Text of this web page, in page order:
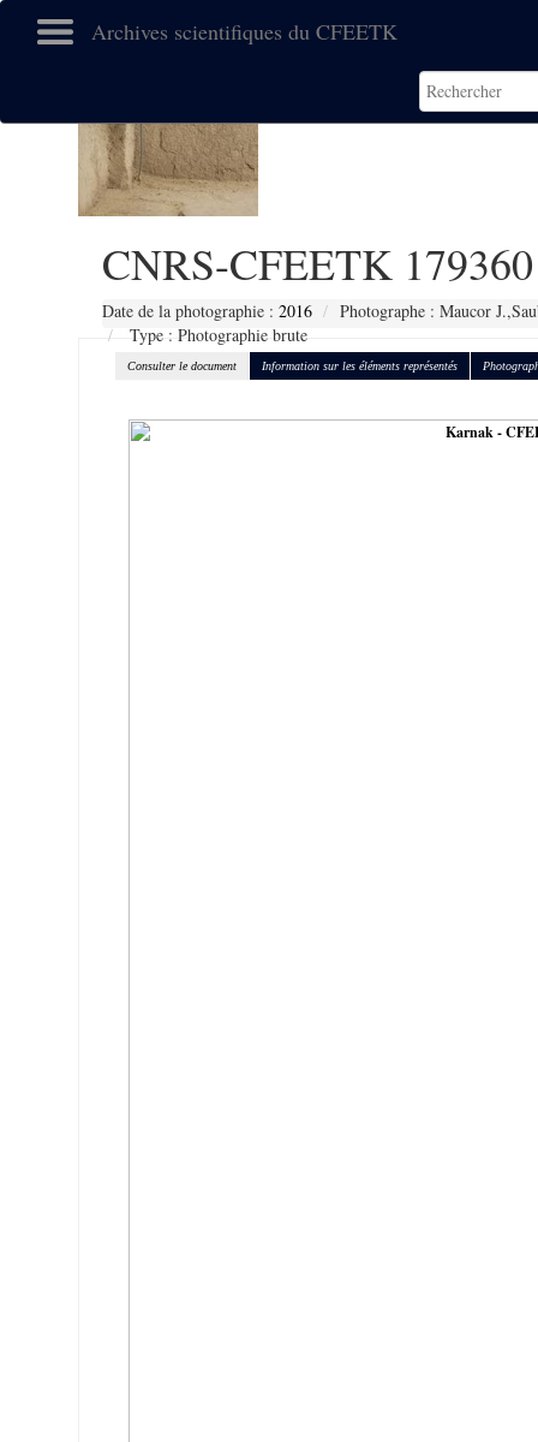
Archives scientifiques du CFEETK
CNRS-CFEETK 179360
Date de la photographie : 2016
Photographe : Maucor
Type : Photographie brute
Consulter le document Information sur les éléments représentés